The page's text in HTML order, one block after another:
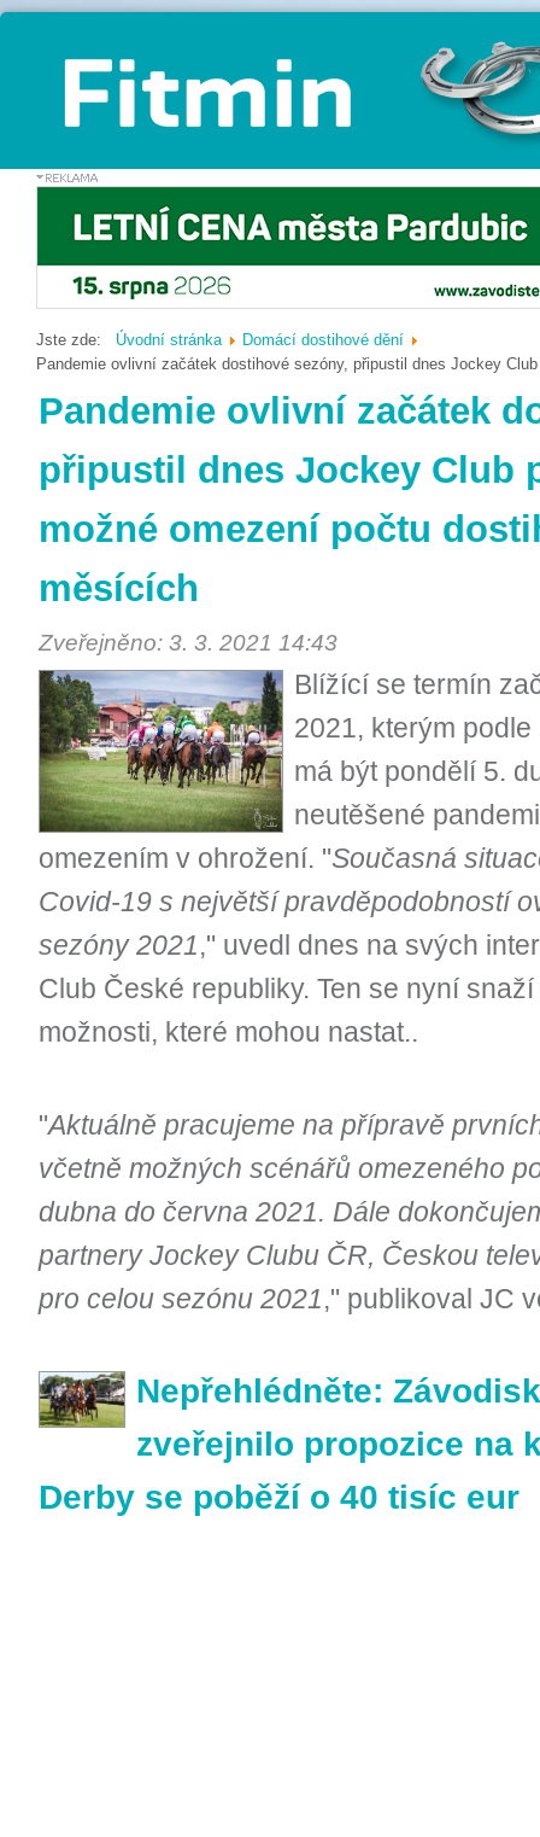
Jste zde: Úvodní stránka
Domácí dostihové dění
Pandemie ovlivní začátek dostihové sezóny, připustil dnes Jockey
Pandemie ovlivní začátek
připustil dnes Jockey Club
možné omezení počtu
měsících
Zveřejněno: 3. 3. 2021 14:43
Blížící se termín
2021, kterým
má být pondělí 5.
neutěšené
omezením v ohrožení. "Současná
Covid-19 s největší pravděpodobností
sezóny 2021," uvedl dnes na svých
Club České republiky. Ten se nyní
možnosti, které mohou nastat..
"Aktuálně pracujeme na přípravě
včetně možných scénářů omezeného
dubna do června 2021. Dále
partnery Jockey Clubu ČR, Českou
pro celou sezónu 2021," publikoval JC
Nepřehlédněte:
zveřejnilo propozice na
Derby se poběží o 40 tisíc eur